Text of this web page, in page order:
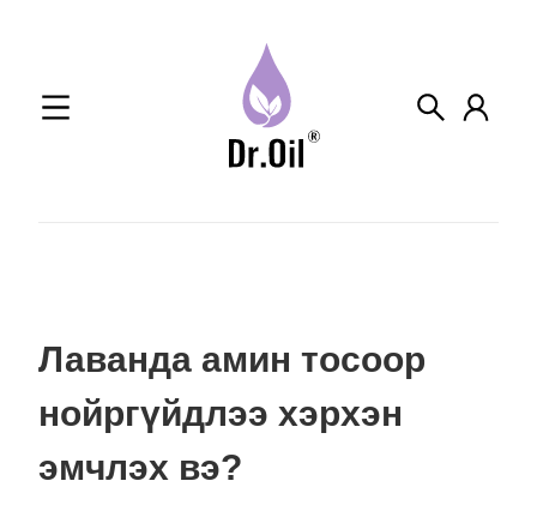
Лаванда амин тосоор
нойргүйдлээ хэрхэн
эмчлэх вэ?